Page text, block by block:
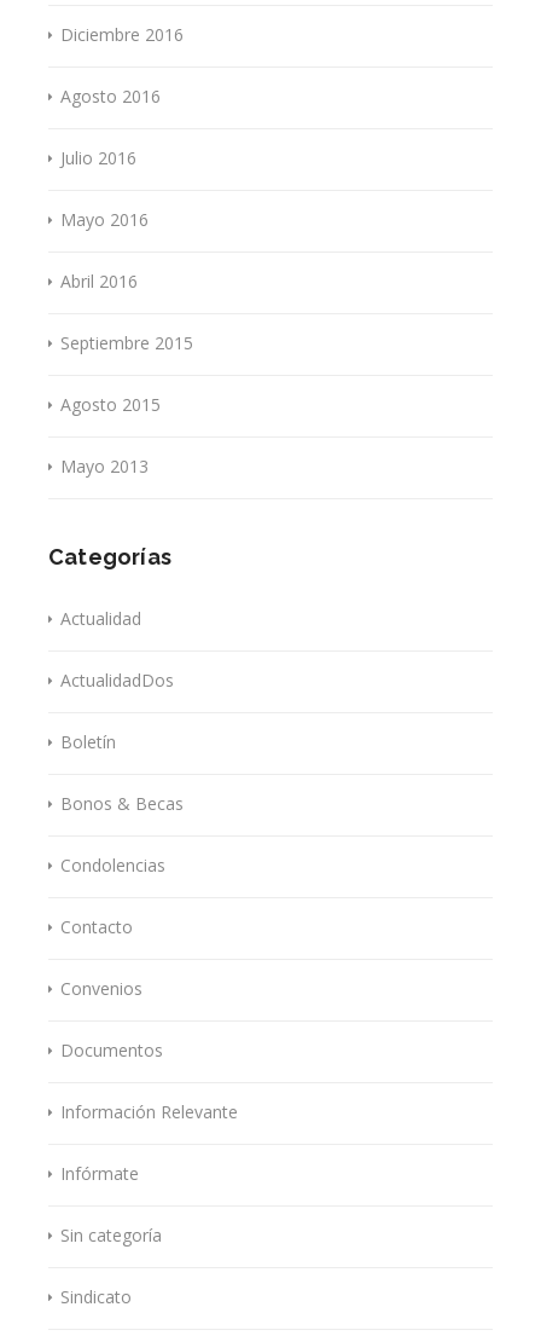
Diciembre 2016
Agosto 2016
Julio 2016
Mayo 2016
Abril 2016
Septiembre 2015
Agosto 2015
Mayo 2013
Categorías
Actualidad
ActualidadDos
Boletín
Bonos & Becas
Condolencias
Contacto
Convenios
Documentos
Información Relevante
Infórmate
Sin categoría
Sindicato